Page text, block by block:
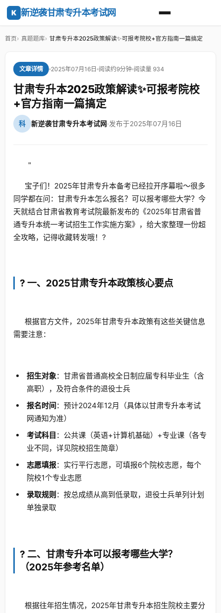
K 新逆袭甘肃专升本考试网
首页 真题题库 甘肃专升本2025政策解读✨可报考院校+官方指南一篇搞定
文章详情 2025年07月16日 阅读约9分钟 阅读量 934
甘肃专升本2025政策解读✨可报考院校
+官方指南一篇搞定
科 新逆袭甘肃专升本考试网·发布于2025年07月16日
"
宝子们！2025年甘肃专升本备考已经拉开序幕啦～很多
同学都在问：甘肃专升本怎么报名？可以报考哪些大学？今
天就结合甘肃省教育考试院最新发布的《2025年甘肃省普
通专升本统一考试招生工作实施方案》，给大家整理一份超
全攻略，记得收藏转发哦！?
? 一、2025甘肃专升本政策核心要点
根据官方文件，2025年甘肃专升本政策有这些关键信息
需要注意：
招生对象：甘肃省普通高校全日制应届专科毕业生（含
高职），及符合条件的退役士兵
报名时间：预计2024年12月（具体以甘肃专升本考试
网通知为准）
考试科目 ：公共课（英语+计算机基础）+专业课（各专
业不同，详见院校招生简章）
志愿填报：实行平行志愿，可填报6个院校志愿，每个
院校1个专业志愿
录取规则 ：按总成绩从高到低录取，退役士兵单列计划
单独录取
? 二、甘肃专升本可以报考哪些大学？
（2025年参考名单）
根据往年招生情况，2025年甘肃专升本招生院校主要分